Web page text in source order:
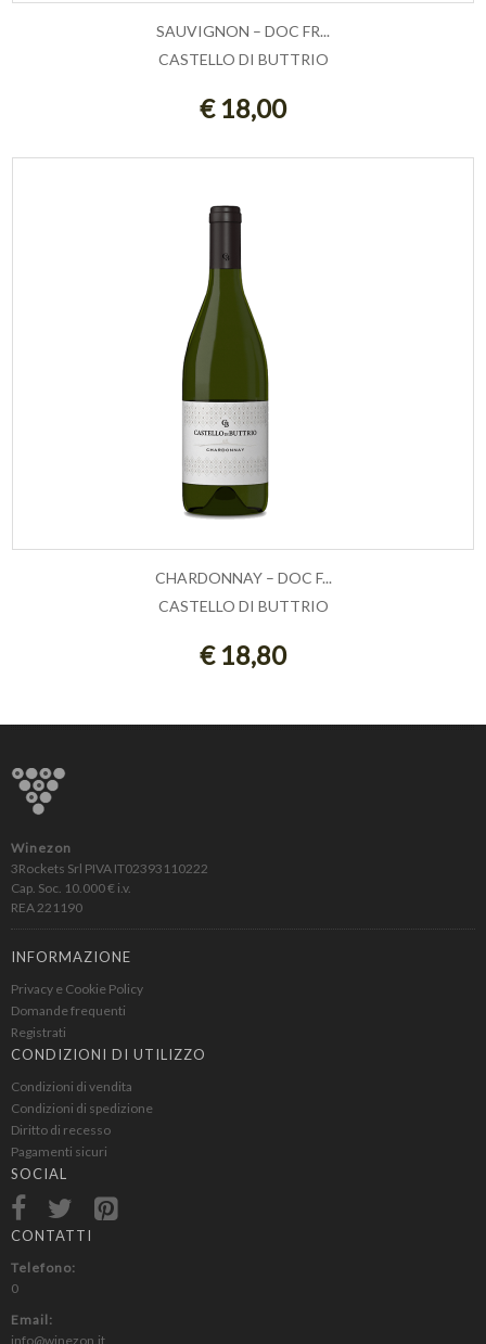
AGGIUNGI AL CARRELLO
SAUVIGNON – DOC FR...
CASTELLO DI BUTTRIO
€ 18,00
AGGIUNGI AL CARRELLO
CHARDONNAY – DOC F...
CASTELLO DI BUTTRIO
€ 18,80
Winezon
3Rockets Srl PIVA IT02393110222
Cap. Soc. 10.000 € i.v.
REA 221190
INFORMAZIONE
Privacy e Cookie Policy
Domande frequenti
Registrati
CONDIZIONI DI UTILIZZO
Condizioni di vendita
Condizioni di spedizione
Diritto di recesso
Pagamenti sicuri
SOCIAL
CONTATTI
Telefono:
0
Email:
info@winezon.it